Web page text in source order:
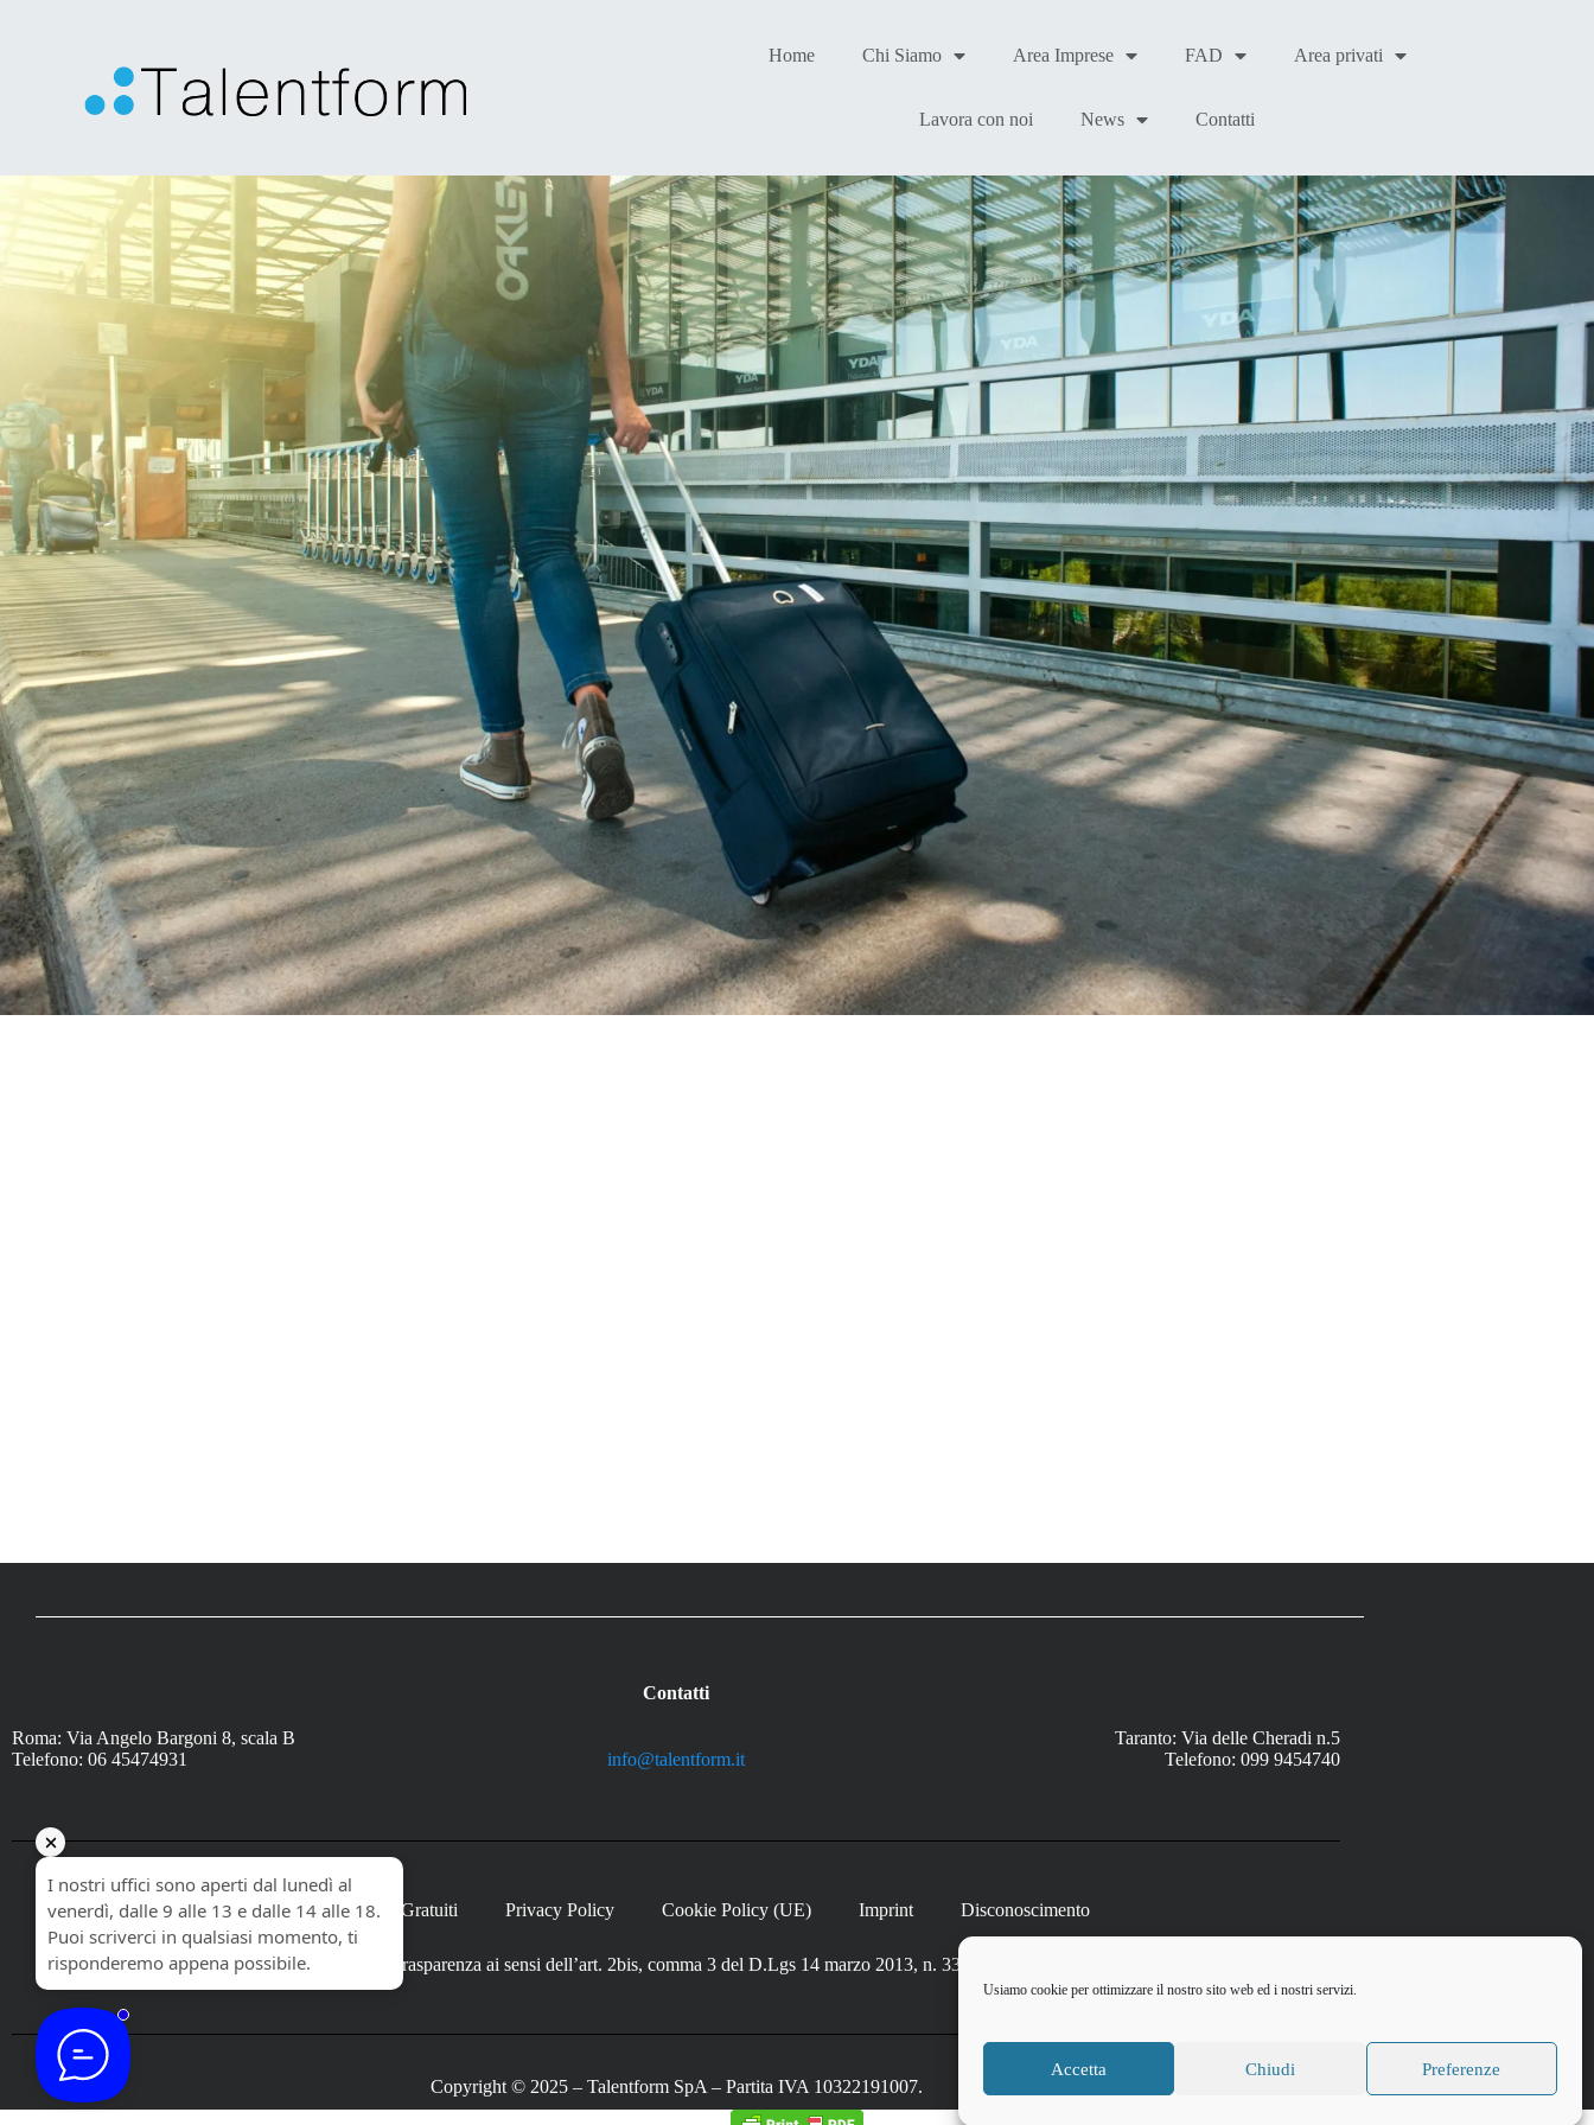
Usiamo cookie per ottimizzare il nostro sito web ed i nostri servizi.
Accetta Chiudi Preferenze
Home Chi Siamo Area Imprese FAD Area privati
Lavora con noi News Contatti
Contatti
Roma: Via Angelo Bargoni 8, scala B
Telefono: 06 45474931
info@talentform.it
Taranto: Via delle Cheradi n.5
Telefono: 099 9454740
Home Corsi Gratuiti Privacy Policy Cookie Policy (UE) Imprint Disconoscimento
Trasparenza ai sensi dell’art. 2bis, comma 3 del D.Lgs 14 marzo 2013, n. 33
Copyright © 2025 – Talentform SpA – Partita IVA 10322191007.